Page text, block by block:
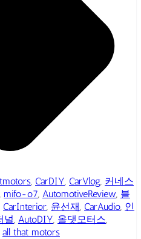
, CarDIY, CarVlog, 커네스
, mifo-o7, AutomotiveReview, 블
CarInterior, 윤선재, CarAudio, 인
널, AutoDIY, 올댓모터스,
all that motors